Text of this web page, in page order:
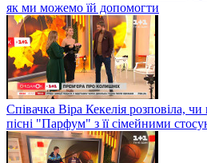
як ми можемо їй допомогти
Співачка Віра Кекелія розповіла,
пісні "Парфум" з її сімейними